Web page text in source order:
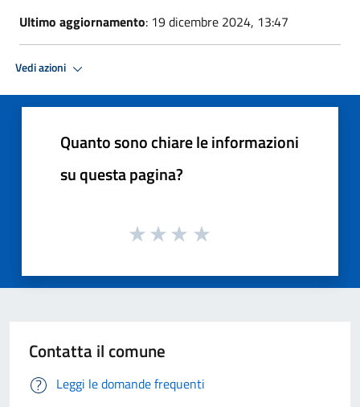
Ultimo aggiornamento: 19 dicembre 2024, 13:47
Vedi azioni
Quanto sono chiare le informazioni
su questa pagina?
Contatta il comune
Leggi le domande frequenti